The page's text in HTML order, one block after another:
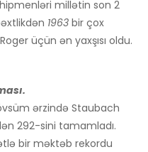
millətin son 2
1963 bir çox
üçün ən yaxşısı oldu.
ərzində Staubach
292-sini tamamladı.
bir məktəb rekordu